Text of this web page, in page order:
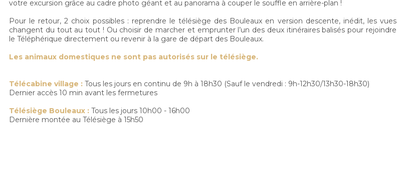
votre excursion grâce au cadre photo géant et au panorama à couper le souffle en arrière-plan !
Pour le retour, 2 choix possibles : reprendre le télésiège des Bouleaux en version descente, inédit, les vues
changent du tout au tout ! Ou choisir de marcher et emprunter l’un des deux itinéraires balisés pour rejoindre
le Téléphérique directement ou revenir à la gare de départ des Bouleaux.
Les animaux domestiques ne sont pas autorisés sur le télésiège.
Télécabine village : Tous les jours en continu de 9h à 18h30 (Sauf le vendredi : 9h-12h30/13h30-18h30)
Dernier accès 10 min avant les fermetures
Télésiège Bouleaux : Tous les jours 10h00 - 16h00
Dernière montée au Télésiège à 15h50